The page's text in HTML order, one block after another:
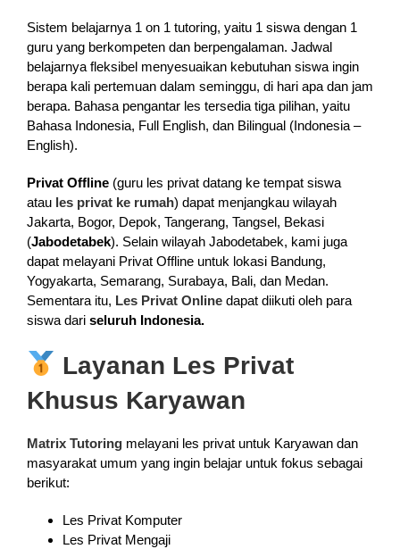
Sistem belajarnya 1 on 1 tutoring, yaitu 1 siswa dengan 1
guru yang berkompeten dan berpengalaman. Jadwal
belajarnya fleksibel menyesuaikan kebutuhan siswa ingin
berapa kali pertemuan dalam seminggu, di hari apa dan jam
berapa. Bahasa pengantar les tersedia tiga pilihan, yaitu
Bahasa Indonesia, Full English, dan Bilingual (Indonesia –
English).
Privat Offline(guru les privat datang ke tempat siswa
ataules privat ke rumah) dapat menjangkau wilayah
Jakarta, Bogor, Depok, Tangerang, Tangsel, Bekasi
(Jabodetabek). Selain wilayah Jabodetabek, kami juga
dapat melayani Privat Offline untuk lokasi Bandung,
Yogyakarta, Semarang, Surabaya, Bali, dan Medan.
Sementara itu, Les Privat Onlinedapat diikuti oleh para
siswa dari seluruh Indonesia.
Layanan Les Privat
Khusus Karyawan
Matrix Tutoring melayani les privat untuk Karyawan dan
masyarakat umum yang ingin belajar untuk fokus sebagai
berikut:
Les Privat Komputer
Les Privat Mengaji